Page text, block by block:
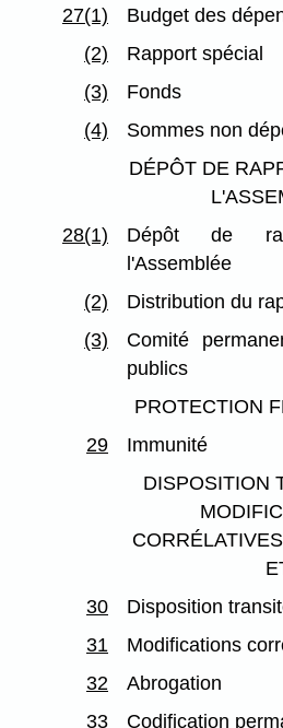
27(1)
Budget des
(2)
Rapport spécial
(3)
Fonds
(4)
Sommes non
DÉPÔT DE
28(1)
Dépôt de
l'Assemblée
(2)
Distribution du
(3)
Comité
publics
PROTECTION
29
Immunité
DISPOSITION
30
Disposition
31
Modifications
32
Abrogation
33
Codification